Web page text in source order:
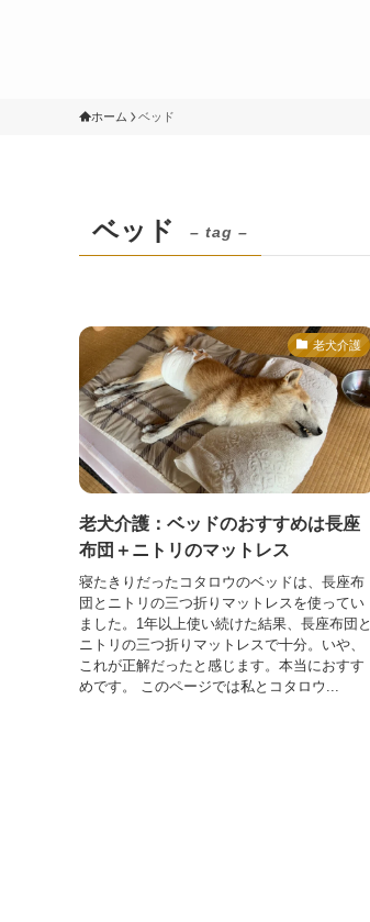
ホーム ベッド
ベッド – tag –
老犬介護
老犬介護：ベッドのおすすめは長座
布団＋ニトリのマットレス
寝たきりだったコタロウのベッドは、長座布
団とニトリの三つ折りマットレスを使ってい
ました。1年以上使い続けた結果、長座布団と
ニトリの三つ折りマットレスで十分。いや、
これが正解だったと感じます。本当におすす
めです。 このページでは私とコタロウ...